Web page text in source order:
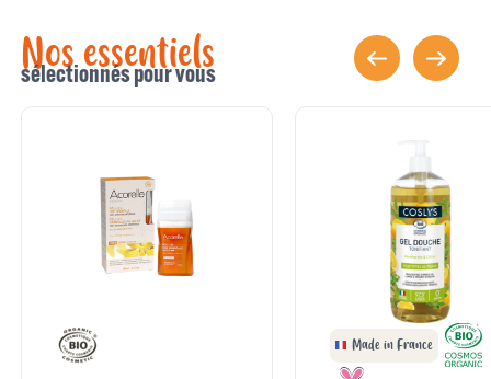
Nos essentiels
sélectionnés pour vous
Made in France